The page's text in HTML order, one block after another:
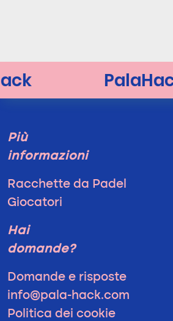
Più
informazioni
Racchette da Padel
Giocatori
Hai
domande?
Domande e risposte
info@pala-hack.com
Politica dei cookie